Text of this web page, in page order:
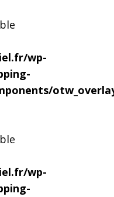
wp-
wp-